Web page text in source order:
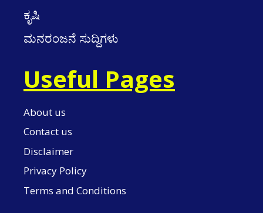
ಕೃಷಿ
ಮನರಂಜನೆ ಸುದ್ದಿಗಳು
Useful Pages
About us
Contact us
Disclaimer
Privacy Policy
Terms and Conditions